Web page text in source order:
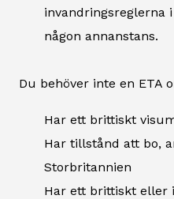
invandringsreglerna
någon annanstans.
Du behöver inte en ETA
Har ett brittiskt
Har tillstånd att bo,
Storbritannien
Har ett brittiskt eller